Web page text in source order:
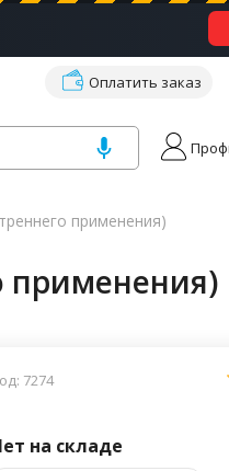
Оплатить заказ
применения)
применения)
7274
на складе